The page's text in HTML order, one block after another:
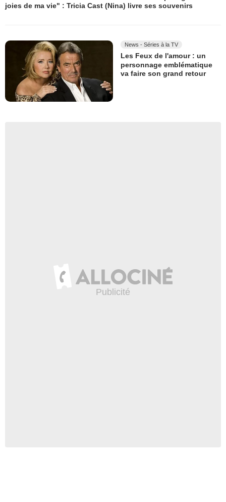
joies de ma vie" : Tricia Cast (Nina) livre ses souvenirs
News - Séries à la TV
Les Feux de l'amour : un
personnage emblématique
va faire son grand retour